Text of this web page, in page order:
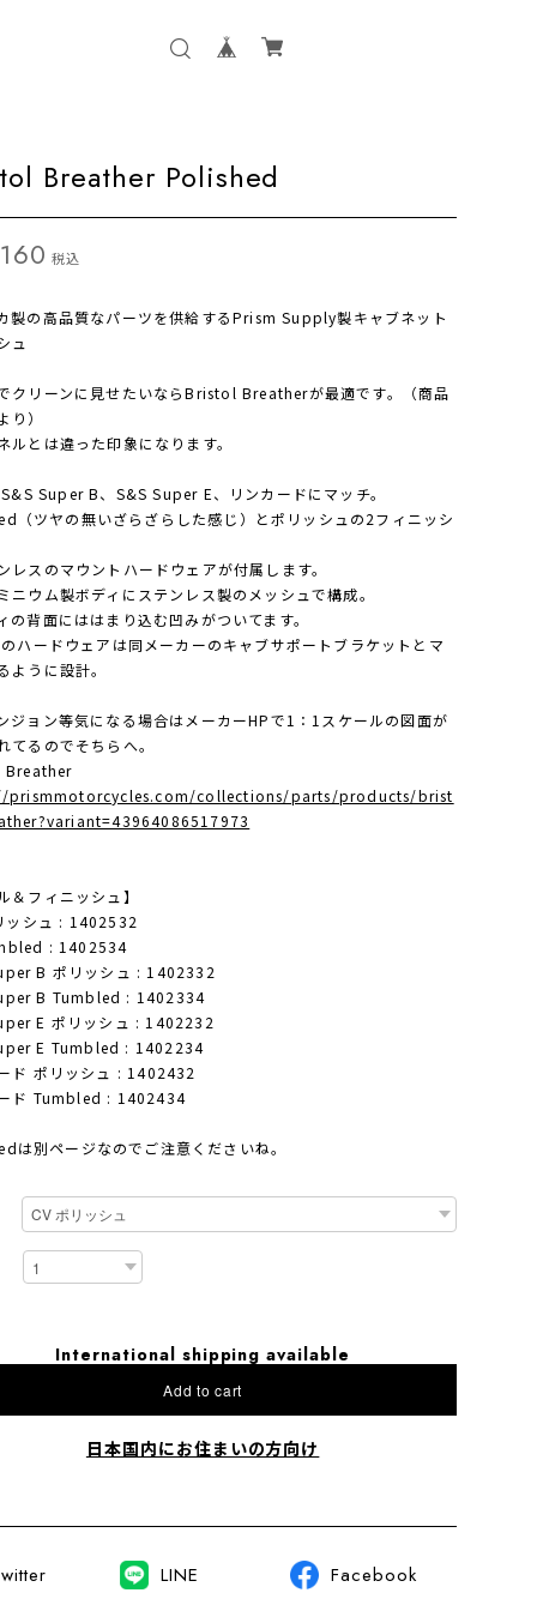
Breather Polished
税込
製の高品質なパーツを供給するPrism Supply製キャブネット
ュ
クリーンに見せたいならBristol Breatherが最適です。（商品
り）
ルとは違った印象になります。
Super B、S&S Super E、リンカードにマッチ。
（ツヤの無いざらざらした感じ）とポリッシュの2フィニッシ
レスのマウントハードウェアが付属します。
ニウム製ボディにステンレス製のメッシュで構成。
の背面にははまり込む凹みがついてます。
ハードウェアは同メーカーのキャブサポートブラケットとマ
ように設計。
ジョン等気になる場合はメーカーHPで1：1スケールの図面が
てるのでそちらへ。
prismmotorcycles.com/collections/parts/products/brist
＆フィニッシュ】
ッシュ : 1402532
: 1402534
B ポリッシュ : 1402332
B Tumbled : 1402334
E ポリッシュ : 1402232
E Tumbled : 1402234
ド ポリッシュ : 1402432
ド Tumbled : 1402434
は別ページなのでご注意くださいね。
International shipping available
Add to cart
日本国内にお住まいの方向け
LINE Facebook